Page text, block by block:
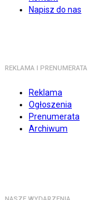
Napisz do nas
REKLAMA I PRENUMERATA
Reklama
Ogłoszenia
Prenumerata
Archiwum